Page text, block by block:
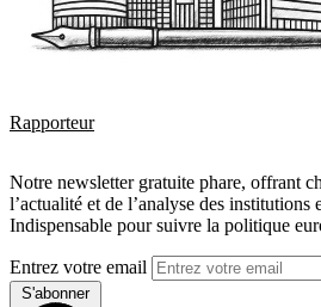
Rapporteur
Notre newsletter gratuite phare, offrant
l’actualité et de l’analyse des institutions
Indispensable pour suivre la politique
Entrez votre email
S'abonner